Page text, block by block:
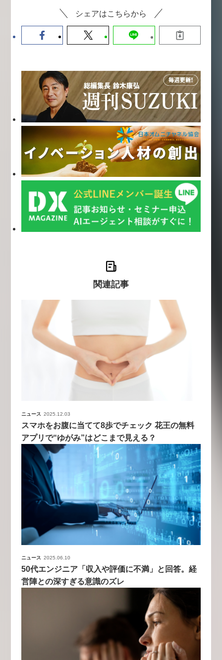
シェアはこちらから
関連記事
ニュース 2025.12.03
スマホをお腹に当てて8歩でチェック 花王の無料
アプリで“ゆがみ”はどこまで見える？
ニュース 2025.06.10
50代エンジニア「収入や評価に不満」と回答。経
営陣との深すぎる意識のズレ